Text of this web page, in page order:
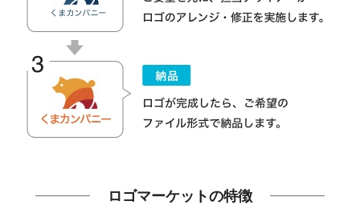
ロゴマーケットの特徴